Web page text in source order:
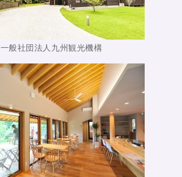
一般社団法人九州観光機構